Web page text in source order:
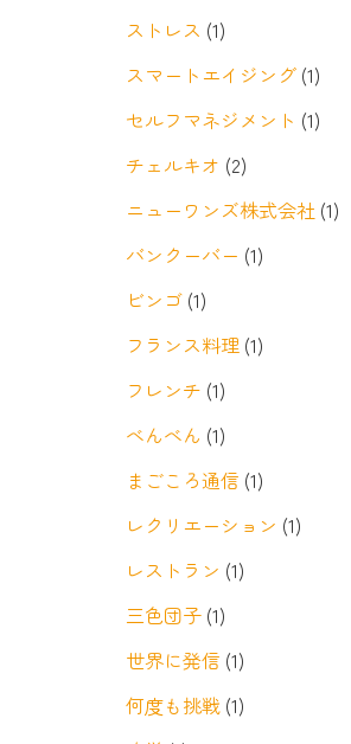
ストレス (1)
スマートエイジング(1)
セルフマネジメント (1)
チェルキオ (2)
ニューワンズ株式会社 (1)
バンクーバー (1)
ビンゴ(1)
フランス料理(1)
フレンチ (1)
べんべん (1)
まごころ通信 (1)
レクリエーション (1)
レストラン (1)
三色団子(1)
世界に発信 (1)
何度も挑戦(1)